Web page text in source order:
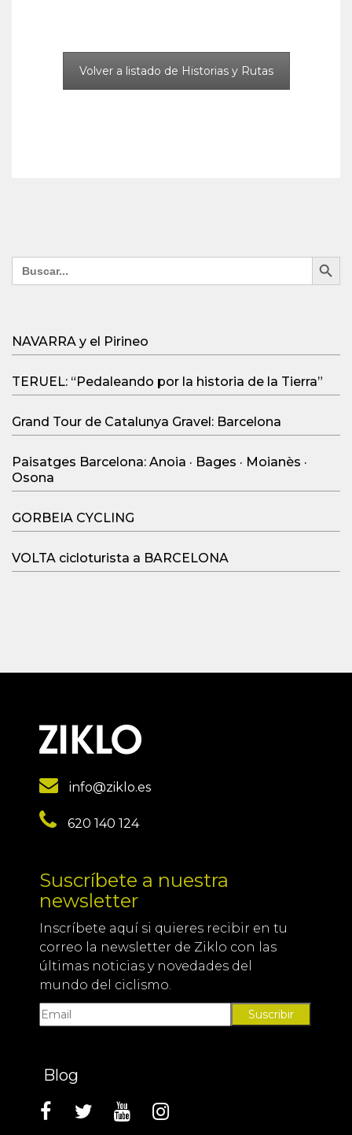
Volver a listado de Historias y Rutas
Search
for:
Search Button
NAVARRA y el Pirineo
TERUEL: “Pedaleando por la historia de la Tierra”
Grand Tour de Catalunya Gravel: Barcelona
Paisatges Barcelona: Anoia · Bages · Moianès ·
Osona
GORBEIA CYCLING
VOLTA cicloturista a BARCELONA
info@ziklo.es
620 140 124
Suscríbete a nuestra
newsletter
Inscríbete aquí si quieres recibir en tu
correo la newsletter de Ziklo con las
últimas noticias y novedades del
mundo del ciclismo.
Suscribir
Blog